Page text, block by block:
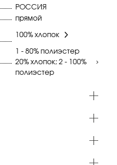
РОССИЯ
прямой
100% хлопок
1 - 80% полиэстер
20% хлопок; 2 - 100%
полиэстер